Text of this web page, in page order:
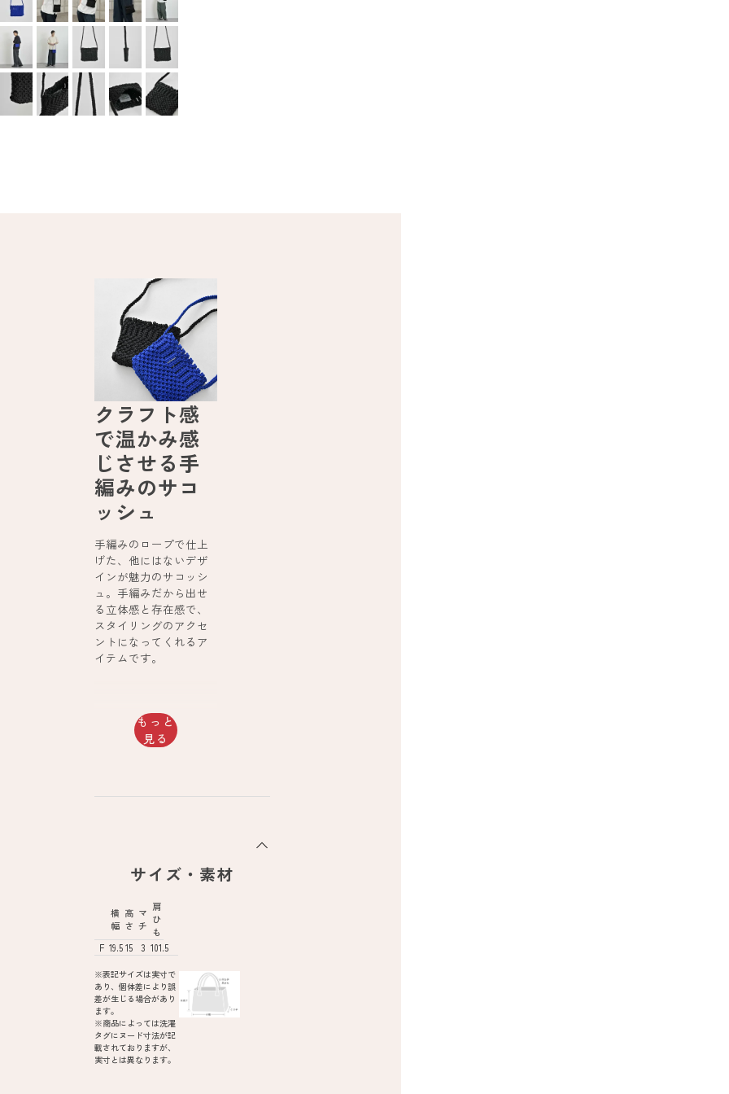
クラフト感
で温かみ感
じさせる手
編みのサコ
ッシュ
手編みのロープで仕上
げた、他にはないデザ
インが魅力のサコッシ
ュ。手編みだから出せ
る立体感と存在感で、
スタイリングのアクセ
ントになってくれるア
イテムです。
もっと
見る
サイズ・素材
横
幅
高
さ
マ
チ
肩
ひ
も
F 19.5 15 3 101.5
※表記サイズは実寸で
あり、個体差により誤
差が生じる場合があり
ます。
※商品によっては洗濯
タグにヌード寸法が記
載されておりますが、
実寸とは異なります。